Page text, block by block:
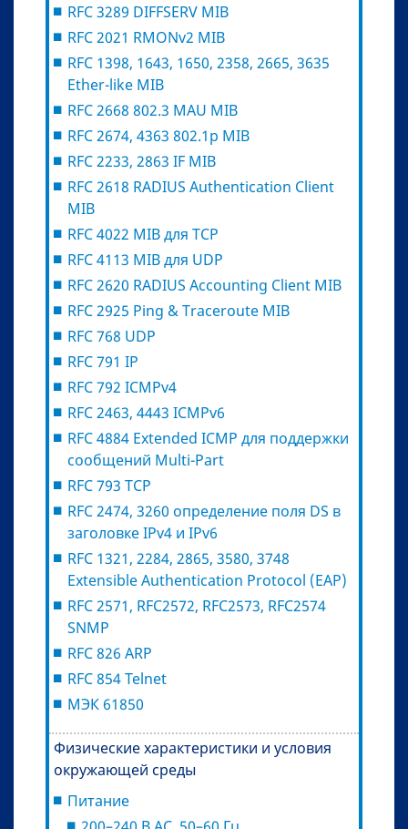
RFC 3289 DIFFSERV MIB
RFC 2021 RMONv2 MIB
RFC 1398, 1643, 1650, 2358, 2665, 3635
Ether-like MIB
RFC 2668 802.3 MAU MIB
RFC 2674, 4363 802.1p MIB
RFC 2233, 2863 IF MIB
RFC 2618 RADIUS Authentication Client
MIB
RFC 4022 MIB для TCP
RFC 4113 MIB для UDP
RFC 2620 RADIUS Accounting Client MIB
RFC 2925 Ping & Traceroute MIB
RFC 768 UDP
RFC 791 IP
RFC 792 ICMPv4
RFC 2463, 4443 ICMPv6
RFC 4884 Extended ICMP для поддержки
сообщений Multi-Part
RFC 793 TCP
RFC 2474, 3260 определение поля DS в
заголовке IPv4 и IPv6
RFC 1321, 2284, 2865, 3580, 3748
Extensible Authentication Protocol (EAP)
RFC 2571, RFC2572, RFC2573, RFC2574
SNMP
RFC 826 ARP
RFC 854 Telnet
МЭК 61850
Физические характеристики и условия
окружающей среды
Питание